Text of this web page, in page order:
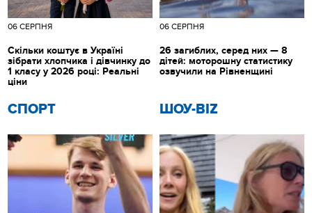
СПОРТ ШОУ-BIZ
06 СЕРПНЯ
Скільки коштує в Україні
зібрати хлопчика і дівчинку до
1 класу у 2026 році: Реальні
ціни
06 СЕРПНЯ
26 загиблих, серед них — 8
дітей: моторошну статистику
озвучили на Рівненщині